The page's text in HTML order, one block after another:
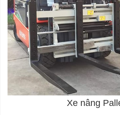
Xe nâng